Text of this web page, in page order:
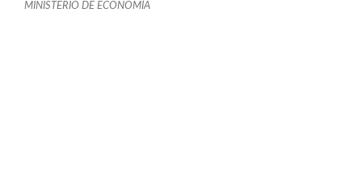
MINISTERIO DE ECONOMÍA